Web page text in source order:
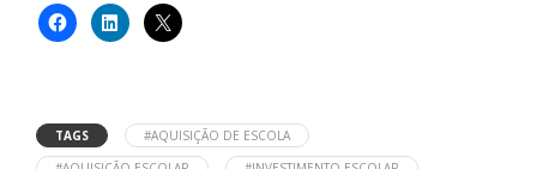
TAGS
#AQUISIÇÃO DE ESCOLA